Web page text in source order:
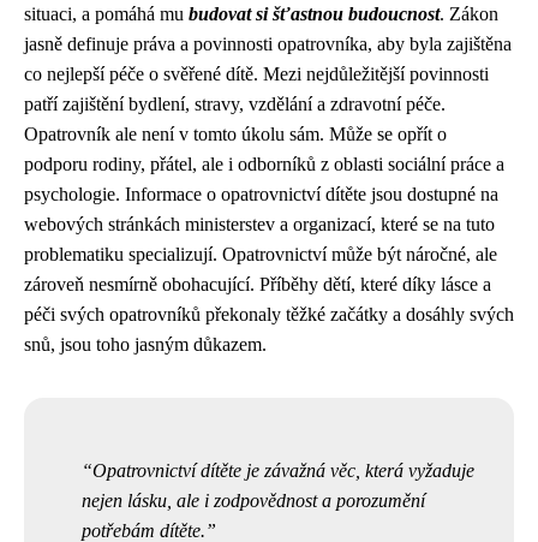
situaci, a pomáhá mu budovat si šťastnou budoucnost. Zákon
jasně definuje práva a povinnosti opatrovníka, aby byla zajištěna
co nejlepší péče o svěřené dítě. Mezi nejdůležitější povinnosti
patří zajištění bydlení, stravy, vzdělání a zdravotní péče.
Opatrovník ale není v tomto úkolu sám. Může se opřít o
podporu rodiny, přátel, ale i odborníků z oblasti sociální práce a
psychologie. Informace o opatrovnictví dítěte jsou dostupné na
webových stránkách ministerstev a organizací, které se na tuto
problematiku specializují. Opatrovnictví může být náročné, ale
zároveň nesmírně obohacující. Příběhy dětí, které díky lásce a
péči svých opatrovníků překonaly těžké začátky a dosáhly svých
snů, jsou toho jasným důkazem.
Opatrovnictví dítěte je závažná věc, která vyžaduje
nejen lásku, ale i zodpovědnost a porozumění
potřebám dítěte.